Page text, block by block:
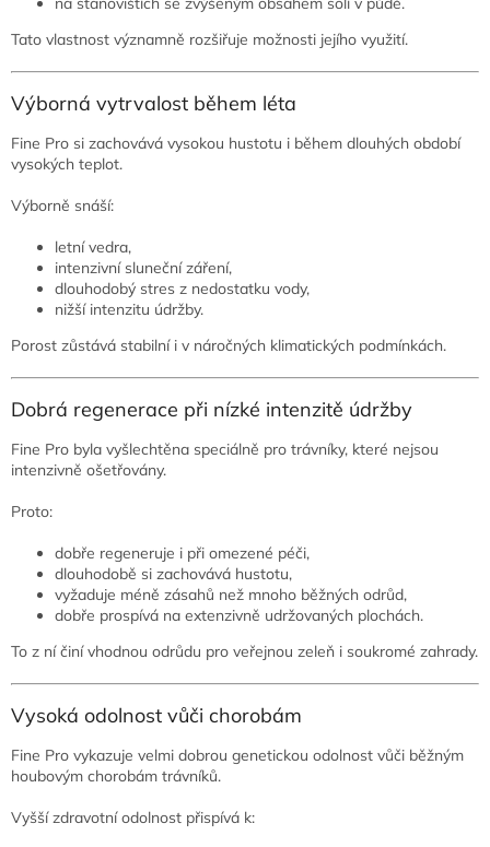
Tato vlastnost významně rozšiřuje možnosti jejího využití.
Výborná vytrvalost během léta
Fine Pro si zachovává vysokou hustotu i během dlouhých období
vysokých teplot.
Výborně snáší:
letní vedra,
intenzivní sluneční záření,
dlouhodobý stres z nedostatku vody,
nižší intenzitu údržby.
Porost zůstává stabilní i v náročných klimatických podmínkách.
Dobrá regenerace při nízké intenzitě údržby
Fine Pro byla vyšlechtěna speciálně pro trávníky, které nejsou
intenzivně ošetřovány.
Proto:
dobře regeneruje i při omezené péči,
dlouhodobě si zachovává hustotu,
vyžaduje méně zásahů než mnoho běžných odrůd,
dobře prospívá na extenzivně udržovaných plochách.
To z ní činí vhodnou odrůdu pro veřejnou zeleň i soukromé zahrady.
Vysoká odolnost vůči chorobám
Fine Pro vykazuje velmi dobrou genetickou odolnost vůči běžným
houbovým chorobám trávníků.
Vyšší zdravotní odolnost přispívá k: